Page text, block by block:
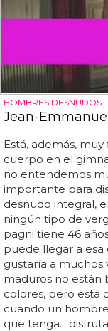
HOMBRES DESNUDOS
Jean-
Está, además,
cuerpo en el
no entendemos
importante para
desnudo integral,
ningún tipo de
pagni tiene 46
puede llegar a
gustaría a muchos
maduros no están
colores, pero está
cuando un
que tenga...